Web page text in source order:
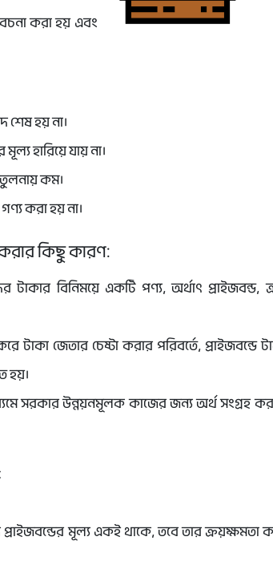
করা হয় এবং
শেষ হয় না।
হারিয়ে যায় না।
তুলনায় কম।
করা হয় না।
করার কিছু কারণ:
টাকার বিনিময়ে একটি পণ্য, অর্থাৎ প্রাইজবন্ড,
টাকা জেতার চেষ্টা করার পরিবর্তে, প্রাইজবন্ডে
হয়।
সরকার উন্নয়নমূলক কাজের জন্য অর্থ সংগ্রহ
প্রাইজবন্ডের মূল্য একই থাকে, তবে তার ক্রয়ক্ষমতা